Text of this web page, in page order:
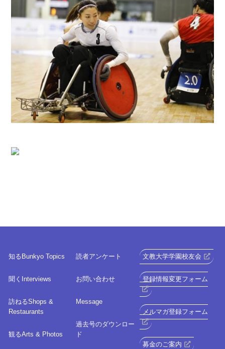
知る Bunkyo Topics
聞く Interviews
訪ねるShops &
Restaurants
観るArts & Photos
読者アンケート
お問い合わせ
Message
過去号のダウンロー
ド
文教大学学園校友会
登録情報変更フォーム
メルマガ登録フォーム
募金のご案内